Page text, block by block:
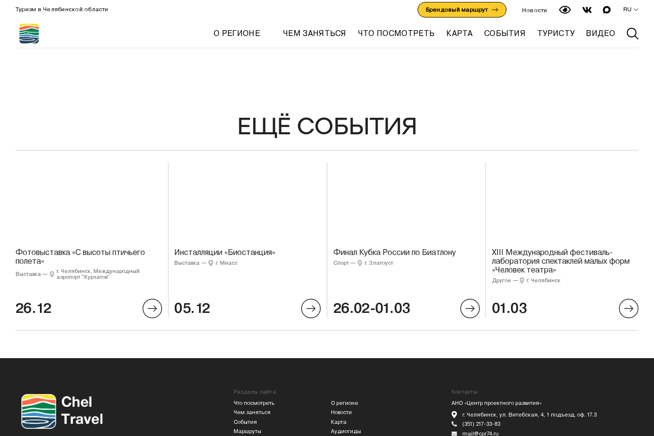
Туризм в Челябинской области Брендовый маршрут Новости RU
О РЕГИОНЕ ЧЕМ ЗАНЯТЬСЯ ЧТО ПОСМОТРЕТЬ КАРТА СОБЫТИЯ ТУРИСТУ ВИДЕО
ЕЩЁ СОБЫТИЯ
Фотовыставка «С высоты птичьего
полета»
Выставка —
г. Челябинск, Международный
аэропорт "Курчатов"
26.12
Инсталляции «Биостанция»
Выставка — г. Миасс
05.12
Финал Кубка России по Биатлону
Спорт — г. Златоуст
26.02-01.03
XIII Международный фестиваль-
лаборатория спектаклей малых форм
«Человек театра»
Другое — г. Челябинск
01.03
Разделы сайта
Что посмотреть
Чем заняться
События
Маршруты
О регионе
Новости
Карта
Аудиогиды
Контакты
АНО «Центр проектного развития»
г. Челябинск, ул. Витебская, 4, 1 подъезд, оф. 17.3
(351) 217-33-83
mail@cpr74.ru